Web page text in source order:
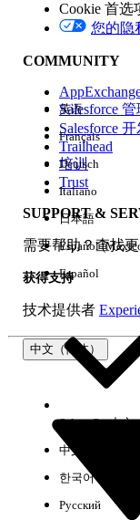
版本
体验
Cookie 首选
您的隐
COMMUNITY
Salesforce
Salesforce
Trailhead
培训
Trust
SUPPORT &
需要帮助？查找
获得支持
技术提供者
中文（简体）
英语
Français
Deutsch
Italiano
日本語
Español
Español
Select Org中文
中文（繁体）
한국어
Русский